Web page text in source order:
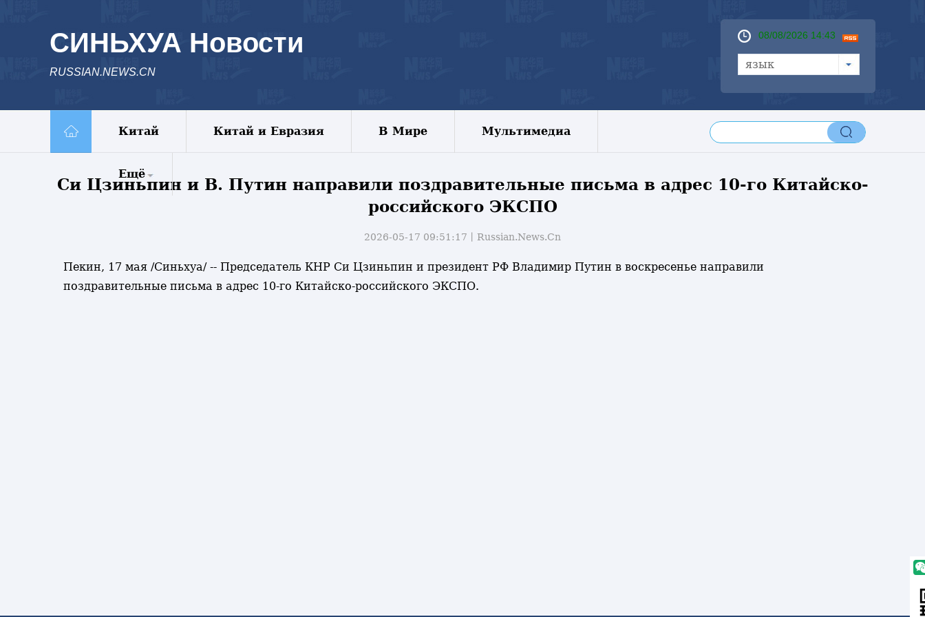
СИНЬХУА Новости
RUSSIAN.NEWS.CN
08/08/2026 14:43
язык
Китай Китай и Евразия В Мире Мультимедиа
Ещё
Фото
Спецрепортажи
Си Цзиньпин и В. Путин направили поздравительные письма в адрес 10-го Китайско-
российского ЭКСПО
2026-05-17 09:51:17丨 Russian.News.Cn
Пекин, 17 мая /Синьхуа/ -- Председатель КНР Си Цзиньпин и президент РФ Владимир Путин в воскресенье направили
поздравительные письма в адрес 10-го Китайско-российского ЭКСПО.